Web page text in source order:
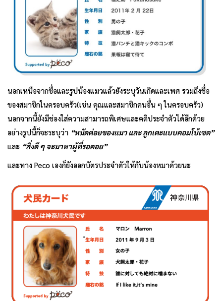
นอกเหนือจากชื่อและรูปน้องแมวแล้วยังระบุวันเกิดและเพศ รวมถึงชื่อ
ของสมาชิกในครอบครัว(เช่น คุณและสมาชิกคนอื่น ๆ ในครอบครัว)
นอกจากนี้ยังมีช่องใส่ความสามารถพิเศษและคติประจำตัวได้อีกด้วย
อย่างรูปนี้ก็จะระบุว่า “หมัดต่อยของแมว และ ลูกเตะแบบคอมโบ้เซต”
และ “สิ่งดี ๆ จะมาหาผู้ที่รอคอย”
และทาง Peco เองก็ยังออกบัตรประจำตัวให้กับน้องหมาด้วยนะ